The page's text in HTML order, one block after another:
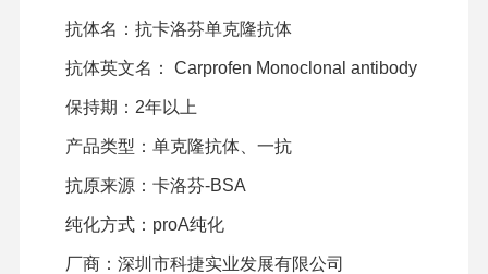
抗体名：抗卡洛芬单克隆抗体
抗体英文名： Carprofen Monoclonal antibody
保持期：2年以上
产品类型：单克隆抗体、一抗
抗原来源：卡洛芬-BSA
纯化方式：proA纯化
厂商：深圳市科捷实业发展有限公司